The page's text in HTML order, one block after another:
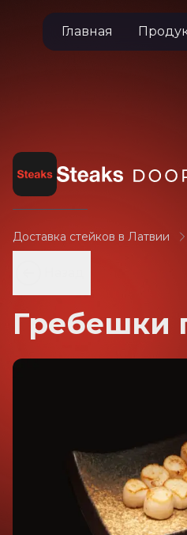
Главная
Доставка стейков в Латвии
Гребешки